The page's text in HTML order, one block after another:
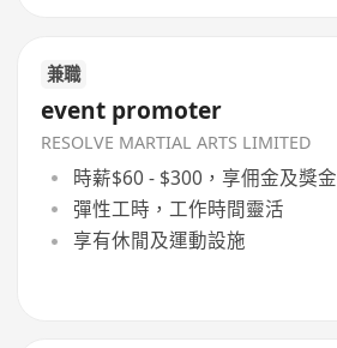
兼職
event promoter
RESOLVE MARTIAL ARTS LIMITED
時薪$60 - $300，享佣金及獎金
彈性工時，工作時間靈活
享有休閒及運動設施